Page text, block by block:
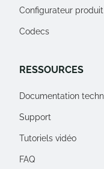
Configurateur produit
Codecs
RESSOURCES
Documentation
Support
Tutoriels vidéo
FAQ